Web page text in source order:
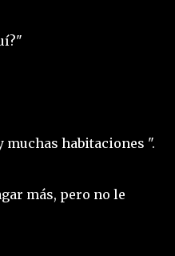
muchas habitaciones ".
más, pero no le